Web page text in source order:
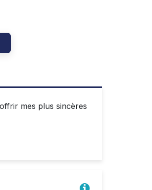
mes plus sincères